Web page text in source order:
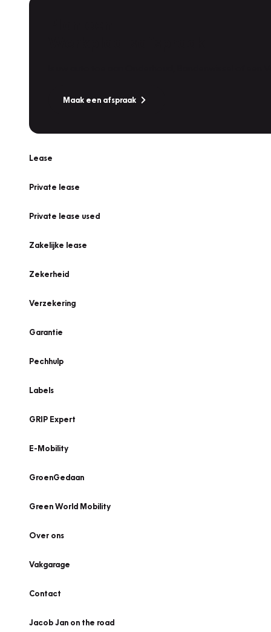
Maak een afspraak
Lease
Private lease
Private lease used
Zakelijke lease
Zekerheid
Verzekering
Garantie
Pechhulp
Labels
GRIP Expert
E-Mobility
GroenGedaan
Green World Mobility
Over ons
Vakgarage
Contact
Jacob Jan on the road